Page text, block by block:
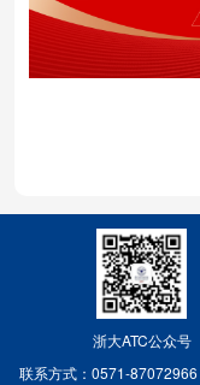
浙大ATC公众号
联系方式：0571-87072966